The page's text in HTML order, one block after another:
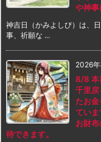
や神事
神吉日（かみよしび）は、
事、祈願な ...
2026
8/8 本
千里
たお
てい
お財
待できます。